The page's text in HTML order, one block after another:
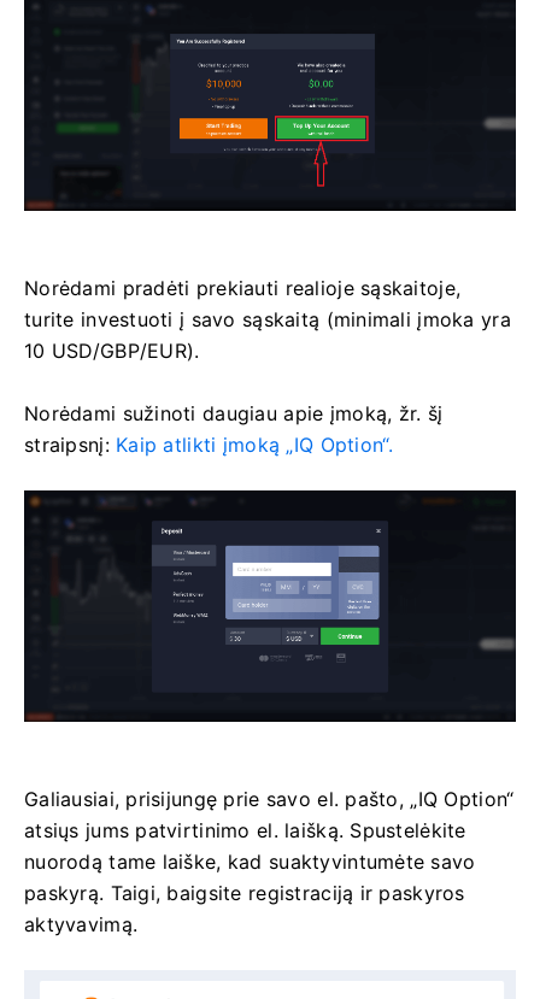
Norėdami pradėti prekiauti realioje sąskaitoje,
turite investuoti į savo sąskaitą (minimali įmoka yra
10 USD/GBP/EUR).
Norėdami sužinoti daugiau apie įmoką, žr. šį
straipsnį: Kaip atlikti įmoką „IQ Option“.
Galiausiai, prisijungę prie savo el. pašto, „IQ Option“
atsiųs jums patvirtinimo el. laišką. Spustelėkite
nuorodą tame laiške, kad suaktyvintumėte savo
paskyrą. Taigi, baigsite registraciją ir paskyros
aktyvavimą.